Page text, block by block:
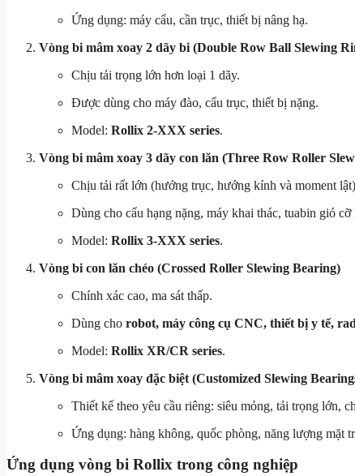
Ứng dụng: máy cẩu, cần trục, thiết bị nâng hạ.
Vòng bi mâm xoay 2 dãy bi (Double Row Ball Slewing
Chịu tải trọng lớn hơn loại 1 dãy.
Được dùng cho máy đào, cẩu trục, thiết bị nặng.
Model: Rollix 2-XXX series.
Vòng bi mâm xoay 3 dãy con lăn (Three Row Roller
Chịu tải rất lớn (hướng trục, hướng kính và moment
Dùng cho cẩu hạng nặng, máy khai thác, tuabin gió cỡ
Model: Rollix 3-XXX series.
Vòng bi con lăn chéo (Crossed Roller Slewing Bearing)
Chính xác cao, ma sát thấp.
Dùng cho robot, máy công cụ CNC, thiết bị y tế,
Model: Rollix XR/CR series.
Vòng bi mâm xoay đặc biệt (Customized Slewing
Thiết kế theo yêu cầu riêng: siêu mỏng, tải trọng lớn,
Ứng dụng: hàng không, quốc phòng, năng lượng mặt
Ứng dụng vòng bi Rollix trong công nghiệp